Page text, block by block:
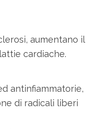
aumentano il
cardiache.
antinfiammatorie,
di radicali liberi